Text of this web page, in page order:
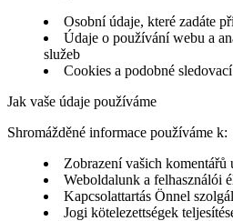
Osobní údaje, které zadáte
Údaje o používání webu a
služeb
Cookies a podobné
Jak vaše údaje používáme
Shromážděné informace používáme k:
Zobrazení vašich komentářů
Weboldalunk a felhasználói
Kapcsolattartás Önnel
Jogi kötelezettségek